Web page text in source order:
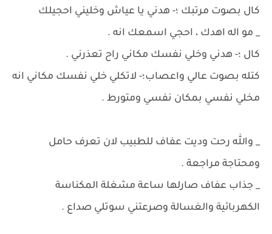
كال بصوت مرتبك ؛- هدني يا عياش وخليني احجيلك
_ مو اله اهدك ، احجي اسمعك انه .
كال ؛- هدني وخلي نفسك مكاني راح تعذرني .
كتله بصوت عالي واعصاب؛- لاتكلي خلي نفسك مكاني انه
مخلي نفسي بمكان نفسي ومتورط .
_ والله رحت وديت عفاف للطبيب لان تعرف حامل
ومحتاجة مراجعة .
_ جذاب عفاف صارلها ساعة مشغلة المكناسة
الكهربائية والغسالة وصرعتني سوتلي صداع .